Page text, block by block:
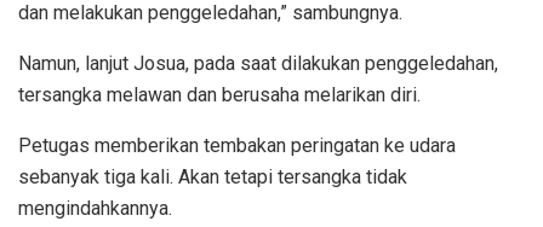
dan melakukan penggeledahan,” sambungnya.
Namun, lanjut Josua, pada saat dilakukan penggeledahan,
tersangka melawan dan berusaha melarikan diri.
Petugas memberikan tembakan peringatan ke udara
sebanyak tiga kali. Akan tetapi tersangka tidak
mengindahkannya.